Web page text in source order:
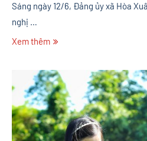
Sáng ngày 12/6, Đảng ủy xã Hòa
nghị …
Xem thêm